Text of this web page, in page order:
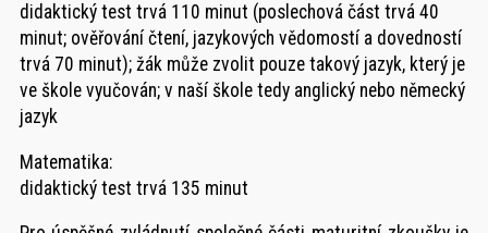
didaktický test trvá 110 minut (poslechová část trvá 40
minut; ověřování čtení, jazykových vědomostí a dovedností
trvá 70 minut); žák může zvolit pouze takový jazyk, který je
ve škole vyučován; v naší škole tedy anglický nebo německý
jazyk
Matematika:
didaktický test trvá 135 minut